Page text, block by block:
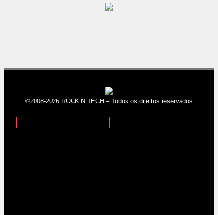
©2008-2026 ROCK’N TECH – Todos os direitos reservados